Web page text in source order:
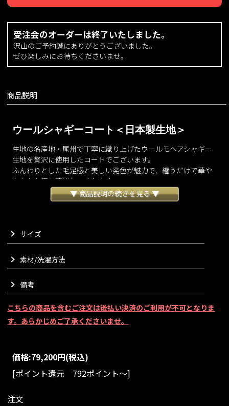
受注会のオーダーは終了いたしました。
沢山のご予約誠にありがとうございました。
ぜひ楽しみにお待ちくださいませ。
商品説明
ウールシャギーコート＜日本製生地＞
生地の名産地・尾州で丁寧に織り上げたウールモヘアシャギー
生地を贅沢に使用したコートでございます。
ふんわりとした毛足感と美しい発色が魅力で、纏うだけで華や
かな存在感を演出してくれます。
女性らしさを感じるゆったりとしたシルエットでありながら、
計算されたパターンにより着膨れしにくくすっきりとした印象
着込めるため、真冬まで安心してご着用いただけます。
印象的な立体的に仕上げた袖のフォルムで、柔らかさの中にも
洗練された雰囲気をご実感いただけます。
フロントにあしらった艶やかなパールボタンが、シャギー素材
カジュアルなスタイリングにはもちろん、きれいめな装いにも
軽やかさと暖かさ、そして特別感を兼ね備えた、冬の主役コー
トでございます。
▼ 商品説明の続きを見る ▼
サイズ
素材/洗濯方法
備考
こちらの商品を含むご注文は後払い決済のご利用が不可となりま
す。あらかじめご了承くださいませ。
価格:79,200円(税込)
[ポイント還元 792ポイント～]
注文